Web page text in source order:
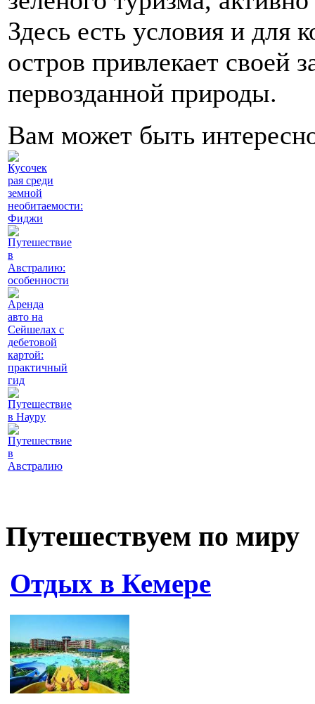
Здесь есть условия и для
остров привлекает своей
первозданной природы.
Вам может быть
Кусочек
рая среди
земной
необитаемости:
Фиджи
Путешествие
в
Австралию:
особенности
Аренда
авто на
Сейшелах с
дебетовой
картой:
практичный
гид
Путешествие
в Науру
Путешествие
в
Австралию
Путешествуем по миру
Отдых в Кемере